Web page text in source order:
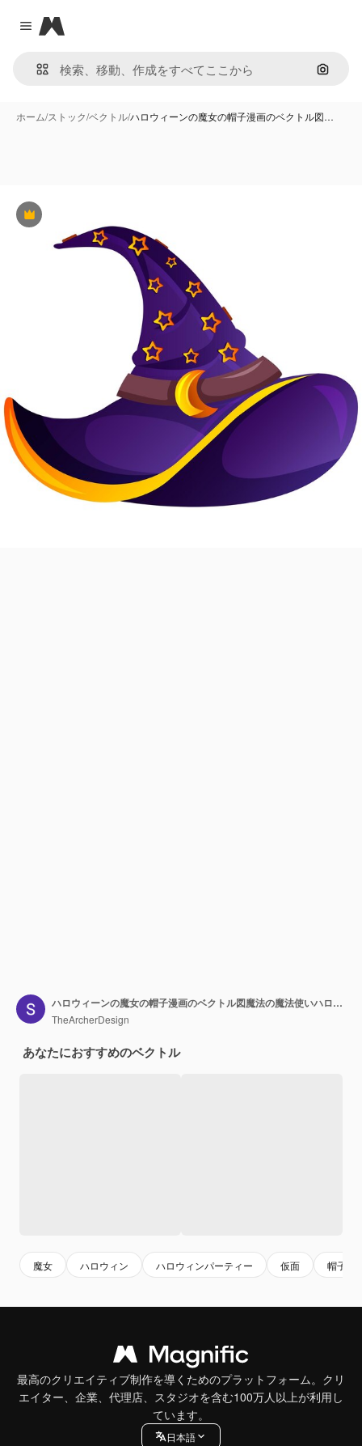
Close menu
Magnific
画像で
ホーム/ストック/ベクトル/ハロウィーンの魔女の帽子漫画のベクトル図…
Premium
ハロウィーンの魔女の帽子漫画のベクトル図魔法の魔法使いハロウィーンの装飾
TheArcherDesign
あなたにおすすめのベクトル
魔女 ハロウィン ハロウィンパーティー 仮面 帽子
最高のクリエイティブ制作を導くためのプラットフォーム。クリ
エイター、企業、代理店、スタジオを含む100万人以上が利用し
ています。
日本語